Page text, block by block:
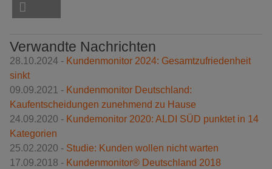
Verwandte Nachrichten
28.10.2024 - Kundenmonitor 2024: Gesamtzufriedenheit
sinkt
09.09.2021 - Kundenmonitor Deutschland:
Kaufentscheidungen zunehmend zu Hause
24.09.2020 - Kundemonitor 2020: ALDI SÜD punktet in 14
Kategorien
25.02.2020 - Studie: Kunden wollen nicht warten
17.09.2018 - Kundenmonitor® Deutschland 2018